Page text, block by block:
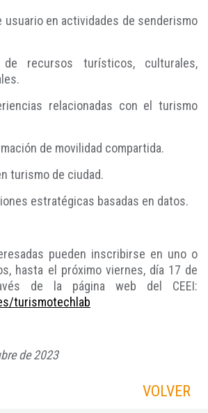
usuario en actividades de senderismo
recursos turísticos, culturales,
relacionadas con el turismo
de movilidad compartida.
turismo de ciudad.
estratégicas basadas en datos.
pueden inscribirse en uno o
hasta el próximo viernes, día 17 de
de la página web del CEEI:
turismotechlab
de 2023
VOLVER